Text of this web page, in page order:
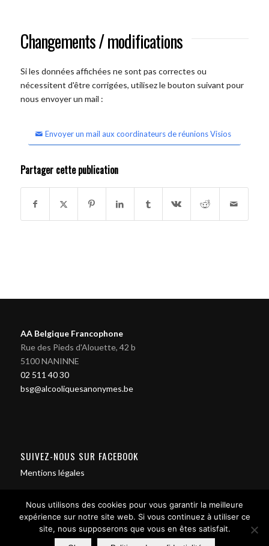
Changements / modifications
Si les données affichées ne sont pas correctes ou
nécessitent d'être corrigées, utilisez le bouton suivant pour
nous envoyer un mail :
Envoyer un mail aux coordinateurs de réunions Visios
Partager cette publication
AA Belgique Francophone
Rue des Pieds d'Alouette, 42 b
5100 NANINNE
02 511 40 30
bsg@alcooliquesanonymes.be
SUIVEZ-NOUS SUR FACEBOOK
Mentions légales
Nous utilisons des cookies pour vous garantir la meilleure
expérience sur notre site web. Si vous continuez à utiliser ce
site, nous supposerons que vous en êtes satisfait.
Contact us